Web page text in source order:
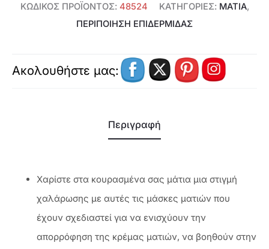
ΚΩΔΙΚΌΣ ΠΡΟΪΌΝΤΟΣ: 48524 ΚΑΤΗΓΟΡΊΕΣ: ΜΆΤΙΑ,
ΠΕΡΙΠΟΙΗΣΗ ΕΠΙΔΕΡΜΙΔΑΣ
Ακολουθήστε μας:
Περιγραφή
Χαρίστε στα κουρασμένα σας μάτια μια στιγμή
χαλάρωσης με αυτές τις μάσκες ματιών που
έχουν σχεδιαστεί για να ενισχύουν την
απορρόφηση της κρέμας ματιών, να βοηθούν στην